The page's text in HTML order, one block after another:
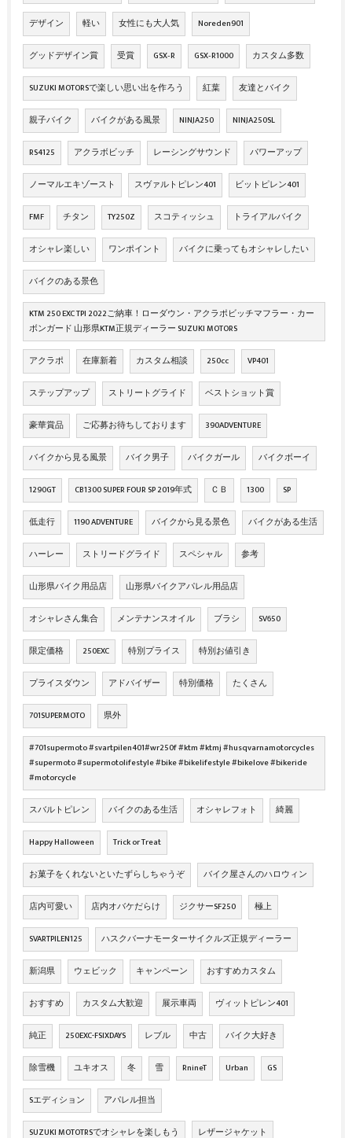
デザイン 軽い 女性にも大人気 Noreden901
グッドデザイン賞 受賞 GSX‐R GSX‐R1000 カスタム多数
SUZUKI MOTORSで楽しい思い出を作ろう 紅葉 友達とバイク
親子バイク バイクがある風景 NINJA250 NINJA250SL
RS4125 アクラボビッチ レーシングサウンド パワーアップ
ノーマルエキゾースト スヴァルトピレン401 ビットピレン401
FMF チタン TY250Z スコティッシュ トライアルバイク
オシャレ楽しい ワンポイント バイクに乗ってもオシャレしたい
バイクのある景色
KTM 250 EXC TPI 2022ご納車！ローダウン・アクラポビッチマフラー・カー
ボンガード 山形県KTM正規ディーラー SUZUKI MOTORS
アクラポ 在庫新着 カスタム相談 250cc VP401
ステップアップ ストリートグライド ベストショット賞
豪華賞品 ご応募お待ちしております 390ADVENTURE
バイクから見る風景 バイク男子 バイクガール バイクボーイ
1290GT CB1300 SUPER FOUR SP 2019年式 ＣＢ 1300 SP
低走行 1190 ADVENTURE バイクから見る景色 バイクがある生活
ハーレー ストリードグライド スペシャル 参考
山形県バイク用品店 山形県バイクアパレル用品店
オシャレさん集合 メンテナンスオイル ブラシ SV650
限定価格 250EXC 特別プライス 特別お値引き
プライスダウン アドバイザー 特別価格 たくさん
701SUPERMOTO 県外
#701supermoto #svartpilen401#wr250f #ktm #ktmj #husqvarnamotorcycles
#supermoto #supermotolifestyle #bike #bikelifestyle #bikelove #bikeride
#motorcycle
スバルトピレン バイクのある生活 オシャレフォト 綺麗
Happy Halloween Trick or Treat
お菓子をくれないといたずらしちゃうぞ バイク屋さんのハロウィン
店内可愛い 店内オバケだらけ ジクサーSF250 極上
SVARTPILEN125 ハスクバーナモーターサイクルズ正規ディーラー
新潟県 ウェビック キャンペーン おすすめカスタム
おすすめ カスタム大歓迎 展示車両 ヴィットピレン401
純正 250EXC-FSIXDAYS レブル 中古 バイク大好き
除雪機 ユキオス 冬 雪 RnineT Urban GS
Sエディション アパレル担当
SUZUKI MOTOTRSでオシャレを楽しもう レザージャケット